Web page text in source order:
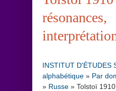
résonances,
INSTITUT D'ÉTUDES
alphabétique » Par
» Russe » Tolstoï